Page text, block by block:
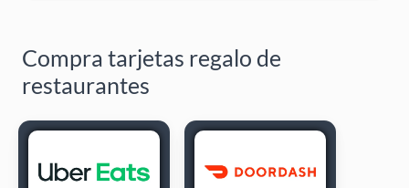
Compra tarjetas regalo de
restaurantes